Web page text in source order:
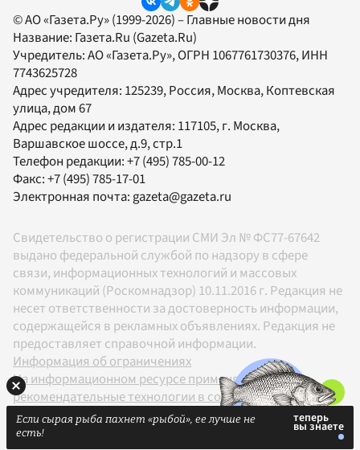
© АО «Газета.Ру» (1999-2026) – Главные новости дня
Название: Газета.Ru (Gazeta.Ru)
Учредитель:АО «Газета.Ру», ОГРН 1067761730376, ИНН
7743625728
Адрес учредителя: 125239, Россия, Москва, Коптевская
улица, дом 67
Адрес редакции и издателя: 117105, г. Москва,
Варшавское шоссе, д.9, стр.1
Телефон редакции:+7 (495) 785-00-12
Факс:+7 (495) 785-17-01
Электронная почта:gazeta@gazeta.ru
Свидетельство о регистрации СМИ Эл № ФС77-67642
выдано федеральной службой по надзору в сфере
связи, информационных технологий и массовых
коммуникаций (Роскомнадзор) 10.11.2016 г. Редакция не
несет ответственности за достоверность информации,
содержащейся в рекламных объявлениях. Редакция не
предоставляет справочной информации.
Информация об ограничениях
На информационном ресурсе применяются
рекомендательные технологии в соответствии с
Правилами
Если сырая рыба пахнет «рыбой», ее лучше не
есть!